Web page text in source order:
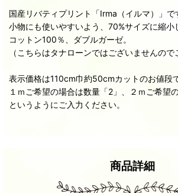
国産リバティプリント「Irma（イルマ）」で
小物にも使いやすいよう、70%サイズに縮小
コットン100％、ダブルガーゼ。
（こちらはタナローンではございませんので
表示価格は110cm巾約50cmカットのお値段で
１ｍご希望の場合は数量「2」、２ｍご希望
というようにご入力ください。
商品詳細